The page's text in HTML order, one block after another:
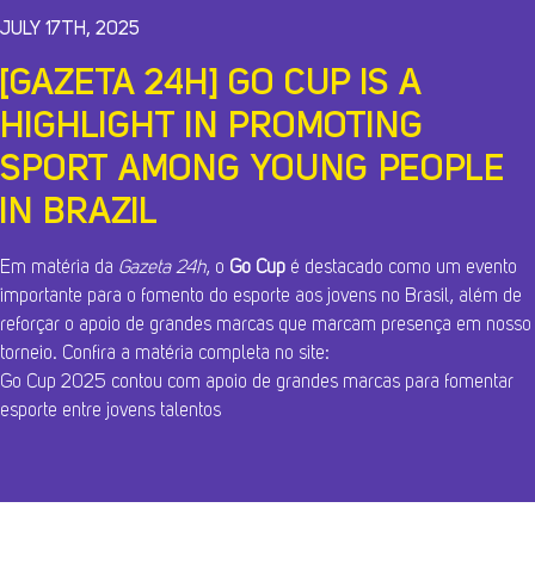
JULY 17TH, 2025
[GAZETA 24H] GO CUP IS A
HIGHLIGHT IN PROMOTING
SPORT AMONG YOUNG PEOPLE
IN BRAZIL
Em matéria da Gazeta 24h, o Go Cup é destacado como um evento
importante para o fomento do esporte aos jovens no Brasil, além de
reforçar o apoio de grandes marcas que marcam presença em nosso
torneio. Confira a matéria completa no site:
Go Cup 2025 contou com apoio de grandes marcas para fomentar
esporte entre jovens talentos